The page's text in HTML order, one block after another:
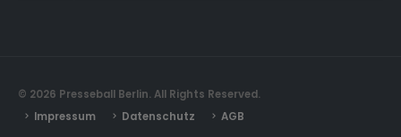
© 2026 Presseball Berlin. All Rights Reserved.
Impressum
Datenschutz AGB